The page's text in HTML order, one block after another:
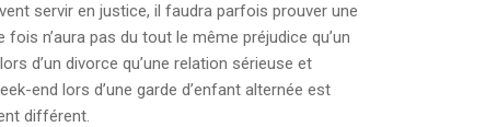
servir en justice, il faudra parfois prouver une
n’aura pas du tout le même préjudice qu’un
d’un divorce qu’une relation sérieuse et
end lors d’une garde d’enfant alternée est
différent.